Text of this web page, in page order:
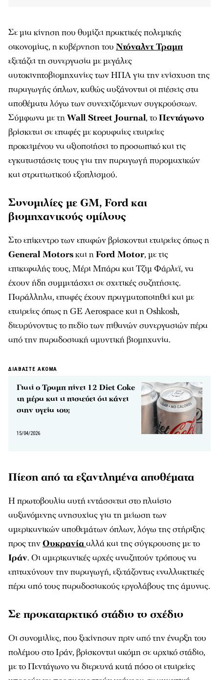
Σε μια κίνηση που θυμίζει πρακτικές πολεμικής
οικονομίας, η κυβέρνηση του Ντόναλντ Τραμπ
εξετάζει τη συνεργασία με μεγάλες
αυτοκινητοβιομηχανίες των ΗΠΑ για την ενίσχυση της
παραγωγής όπλων, καθώς αυξάνονται οι πιέσεις στα
αποθέματα λόγω των συνεχιζόμενων συγκρούσεων.
Σύμφωνα με τηWall Street Journal, τοΠεντάγωνο
βρίσκεται σε επαφές με κορυφαίες εταιρείες
προκειμένου να αξιοποιήσει το προσωπικό και τις
εγκαταστάσεις τους για την παραγωγή πυρομαχικών
και στρατιωτικού εξοπλισμού.
Συνομιλίες με GM, Ford και
βιομηχανικούς ομίλους
Στο επίκεντρο των επαφών βρίσκονται εταιρείες όπως η
General Motorsκαι ηFord Motor, με τις
επικεφαλής τους, Μέρι Μπάρα και Τζιμ Φάρλεϊ, να
έχουν ήδη συμμετάσχει σε σχετικές συζητήσεις.
Παράλληλα, επαφές έχουν πραγματοποιηθεί και με
εταιρείες όπως η GE Aerospace και η Oshkosh,
διευρύνοντας το πεδίο των πιθανών συνεργασιών πέρα
από την παραδοσιακή αμυντική βιομηχανία.
ΔΙΑΒΑΣΤΕ ΑΚΟΜΑ
Γιατί ο Τραμπ πίνει 12 Diet Coke
τη μέρα και τι πιστεύει ότι κάνει
στην υγεία του;
15/04/2026
Πίεση από τα εξαντλημένα αποθέματα
Η πρωτοβουλία αυτή εντάσσεται στο πλαίσιο
αυξανόμενης ανησυχίας για τη μείωση των
αμερικανικών αποθεμάτων όπλων, λόγω της στήριξης
προς τηνΟυκρανίααλλά και της σύγκρουσης με το
Ιράν. Οι αμερικανικές αρχές αναζητούν τρόπους να
επιταχύνουν την παραγωγή, εξετάζοντας εναλλακτικές
πέρα από τους παραδοσιακούς εργολάβους της άμυνας.
Σε προκαταρκτικό στάδιο το σχέδιο
Οι συνομιλίες, που ξεκίνησαν πριν από την έναρξη του
πολέμου στο Ιράν, βρίσκονται ακόμη σε αρχικό στάδιο,
με το Πεντάγωνο να διερευνά κατά πόσο οι εταιρείες